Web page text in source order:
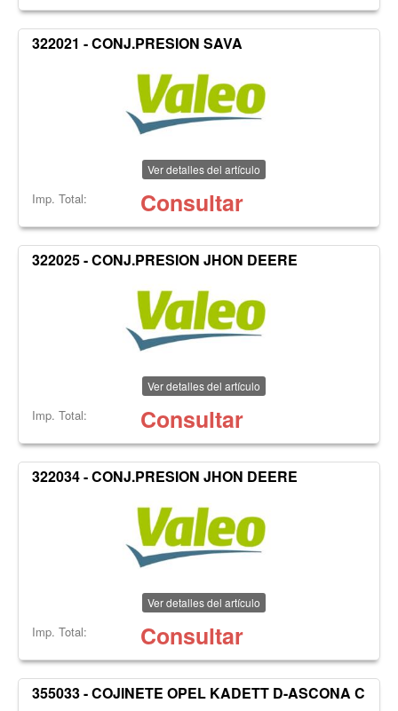
322021 - CONJ.PRESION SAVA
Ver detalles del artículo
Imp. Total: Consultar
322025 - CONJ.PRESION JHON DEERE
Ver detalles del artículo
Imp. Total: Consultar
322034 - CONJ.PRESION JHON DEERE
Ver detalles del artículo
Imp. Total: Consultar
355033 - COJINETE OPEL KADETT D-ASCONA C